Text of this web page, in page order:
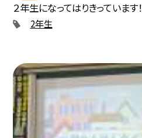
２年生になってはりきっています！
2年生